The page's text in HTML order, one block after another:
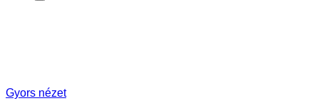
következőre:
Gyors nézet